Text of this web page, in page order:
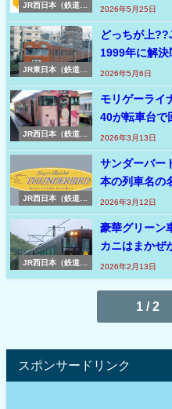
JR西日本（鉄道コ
2026年5月25日
JR東日本（鉄道コ
どっちが上
1999年に解決
2026年5月6日
JR西日本（鉄道コ
モリゲーライ
40が転車台で
2026年3月13日
JR西日本（鉄道コ
サンダーバー
本の列車名の
2026年3月12日
JR西日本（鉄道コ
豪華グリーン
カニはまかぜ
2026年2月13日
1 / 2
スポンサードリンク